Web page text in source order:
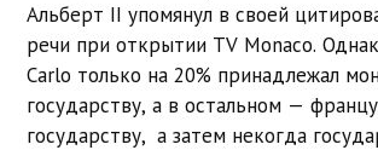
Альберт II упомянул в своей
речи при открытии TV Monaco.
Carlo только на 20% принадлежал
государству, а в остальном —
государству, а затем некогда